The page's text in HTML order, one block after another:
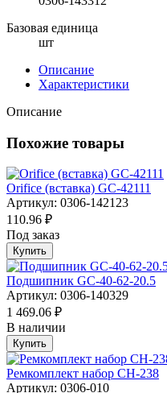
Базовая единица
шт
Описание
Характеристики
Описание
Похожие товары
Orifice (вставка) GC-42111
Артикул: 0306-142123
110.96 ₽
Под заказ
Купить
Подшипник GC-40-62-20.5
Артикул: 0306-140329
1 469.06 ₽
В наличии
Купить
Ремкомплект набор CH-238
Артикул: 0306-010